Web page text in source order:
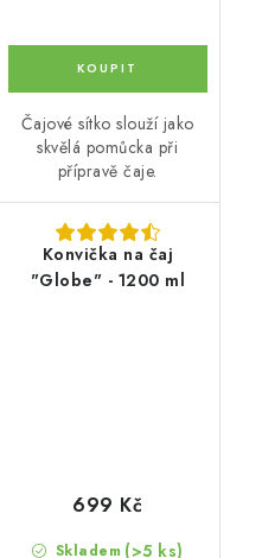
Čajové sítko slouží jako
skvělá pomůcka při
přípravě čaje.
Konvička na čaj
"Globe" - 1200 ml
Skladem (>5 ks)
699 Kč